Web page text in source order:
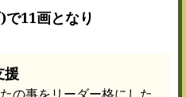
11画となり
援